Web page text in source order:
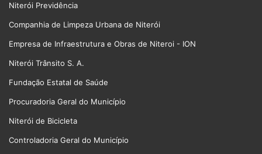
Niterói Previdência
Companhia de Limpeza Urbana de Niterói
Empresa de Infraestrutura e Obras de Niteroi - ION
Niterói Trânsito S. A.
Fundação Estatal de Saúde
Procuradoria Geral do Município
Niterói de Bicicleta
Controladoria Geral do Município